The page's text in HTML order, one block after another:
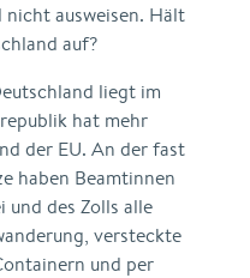
nicht ausweisen. Hält
auf?
liegt im
hat mehr
der EU. An der fast
haben Beamtinnen
und des Zolls alle
versteckte
und per